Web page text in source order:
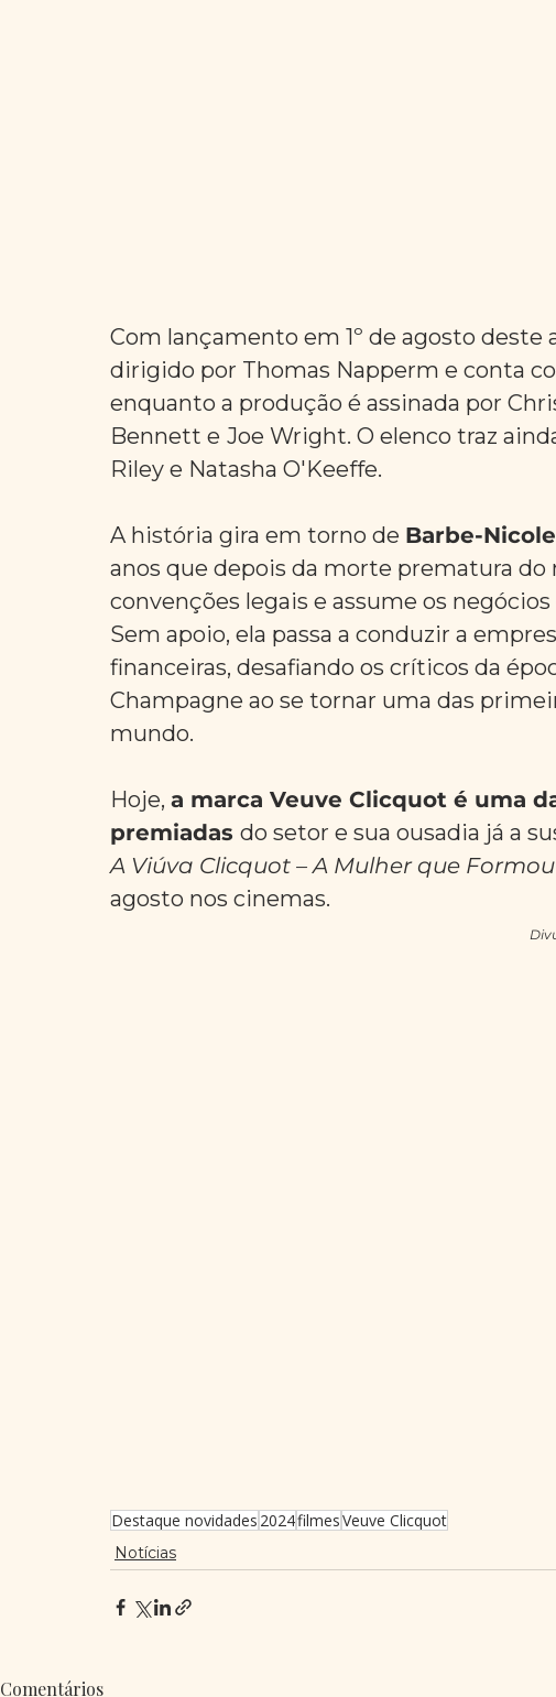
Com lançamento em 1º de agosto deste
dirigido por Thomas Napperm e conta
enquanto a produção é assinada por
Bennett e Joe Wright. O elenco traz
Riley e Natasha O'Keeffe.
A história gira em torno de Barbe-
anos que depois da morte prematura do
convenções legais e assume os
Sem apoio, ela passa a conduzir a
financeiras, desafiando os críticos da
Champagne ao se tornar uma das
mundo.
Hoje, a marca Veuve Clicquot é uma
premiadas do setor e sua ousadia já a
A Viúva Clicquot – A Mulher que
agosto nos cinemas.
Destaque novidades 2024filmesVeuve Clicquot
Notícias
Comentários